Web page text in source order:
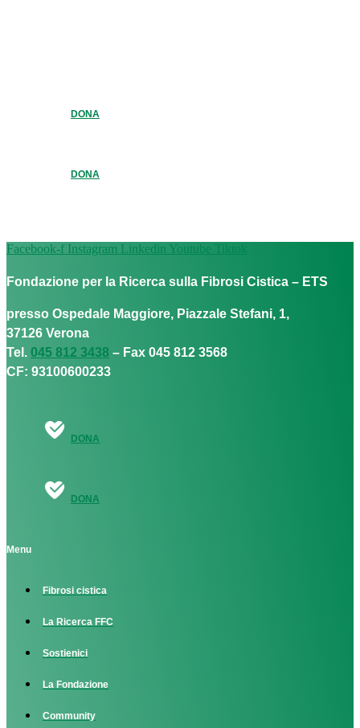
DONA
DONA
Facebook-f Instagram Linkedin Youtube Tiktok
Fondazione per la Ricerca sulla Fibrosi Cistica – ETS
presso Ospedale Maggiore, Piazzale Stefani, 1,
37126 Verona
Tel. 045 812 3438 – Fax 045 812 3568
CF: 93100600233
DONA
DONA
Menu
Fibrosi cistica
La Ricerca FFC
Sostienici
La Fondazione
Community